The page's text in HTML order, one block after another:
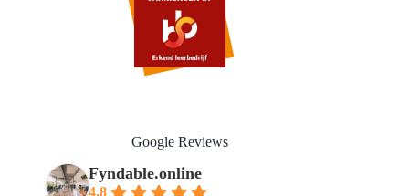
Google Reviews
Fyndable.online
4.8